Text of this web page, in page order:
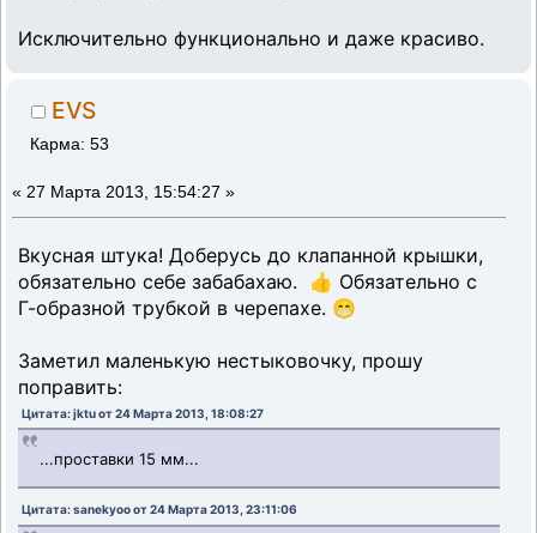
Исключительно функционально и даже красиво.
EVS
Карма: 53
« 27 Марта 2013, 15:54:27 »
Вкусная штука! Доберусь до клапанной крышки,
обязательно себе забабахаю. 👍 Обязательно с
Г-образной трубкой в черепахе. 😁
Заметил маленькую нестыковочку, прошу
поправить:
Цитата: jktu от 24 Марта 2013, 18:08:27
...проставки 15 мм...
Цитата: sanekyoo от 24 Марта 2013, 23:11:06